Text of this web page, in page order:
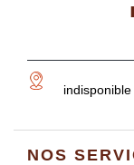
indisponible
NOS